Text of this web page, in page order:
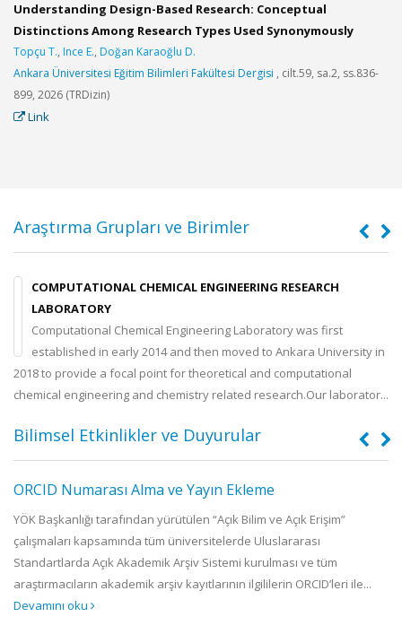
Understanding Design-Based Research: Conceptual
Distinctions Among Research Types Used Synonymously
Topçu T., Ince E., Doğan Karaoğlu D.
Ankara Üniversitesi Eğitim Bilimleri Fakültesi Dergisi , cilt.59, sa.2, ss.836-
899, 2026 (TRDizin)
Link
Araştırma Grupları ve Birimler
COMPUTATIONAL CHEMICAL ENGINEERING RESEARCH
LABORATORY
Computational Chemical Engineering Laboratory was first
established in early 2014 and then moved to Ankara University in
2018 to provide a focal point for theoretical and computational
chemical engineering and chemistry related research.Our laborator...
Bilimsel Etkinlikler ve Duyurular
ORCID Numarası Alma ve Yayın Ekleme
YÖK Başkanlığı tarafından yürütülen “Açık Bilim ve Açık Erişim”
çalışmaları kapsamında tüm üniversitelerde Uluslararası
Standartlarda Açık Akademik Arşiv Sistemi kurulması ve tüm
araştırmacıların akademik arşiv kayıtlarının ilgililerin ORCID’leri ile...
Devamını oku